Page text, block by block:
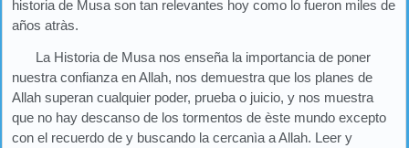
historia de Musa son tan relevantes hoy como lo fueron miles de
años atràs.
La Historia de Musa nos enseña la importancia de poner
nuestra confianza en Allah, nos demuestra que los planes de
Allah superan cualquier poder, prueba o juicio, y nos muestra
que no hay descanso de los tormentos de èste mundo excepto
con el recuerdo de y buscando la cercanìa a Allah. Leer y